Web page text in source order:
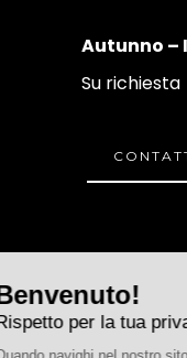
Autunno –
Su richiesta